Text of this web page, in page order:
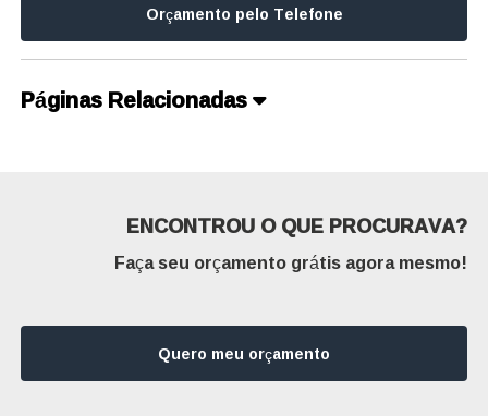
Orçamento pelo Telefone
Páginas Relacionadas
ENCONTROU O QUE PROCURAVA?
Faça seu orçamento grátis agora mesmo!
Quero meu orçamento